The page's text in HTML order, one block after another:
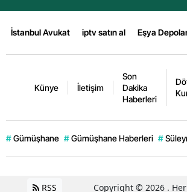
İstanbul Avukat iptv satın al Eşya
Künye İletişim
Son
Dakika
Haberleri
# Gümüşhane # Gümüşhane Haberleri #
RSS Copyright © 2026 . Her